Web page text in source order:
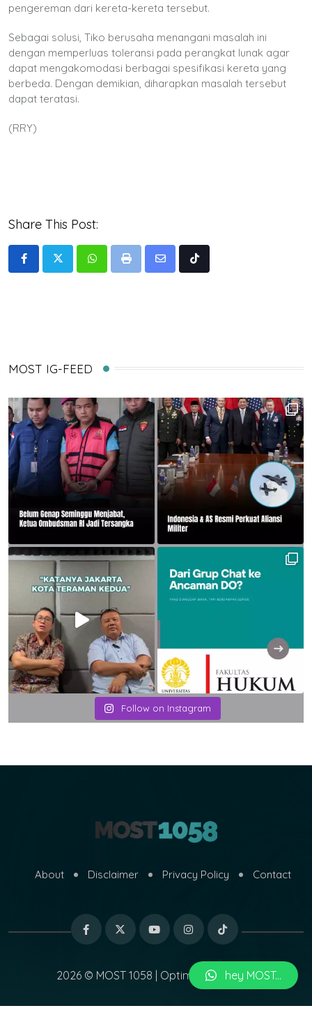
pengereman dari kereta-kereta tersebut.
Sebagai solusi, Tiko berusaha menangani masalah ini
dengan memperluas toleransi pada perangkat lunak agar
dapat mengakomodasi berbagai spesifikasi kereta yang
berbeda. Dengan demikian, diharapkan masalah tersebut
dapat teratasi.
(RRY)
Share This Post:
WhatsappPrint
Share
Tiktok
MOST IG-FEED
Follow on Instagram
About Disclaimer Privacy Policy Contact
2026 © MOST 1058 | Optimized byMARI
hey MOST...